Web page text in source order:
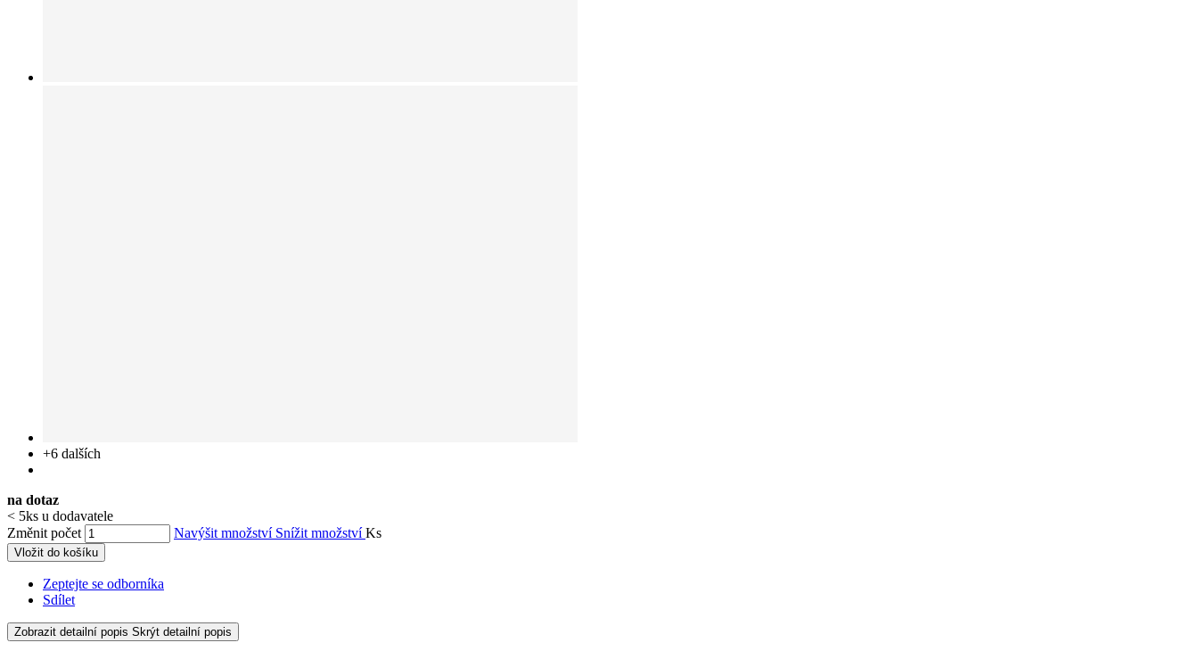
+6 dalších
na dotaz
< 5ks u dodavatele
Změnit počet
Navýšit množství Snížit množstvíKs
Vložit do košíku
Zeptejte se odborníka
Sdílet
Zobrazit detailní popis Skrýt detailní popis